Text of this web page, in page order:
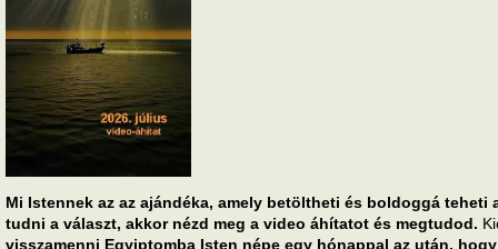
Mi Istennek az az ajándéka, amely betöltheti és boldoggá teheti
tudni a választ, akkor nézd meg a video áhítatot és megtudod.
visszamenni Egyiptomba Isten népe egy hónappal az után,